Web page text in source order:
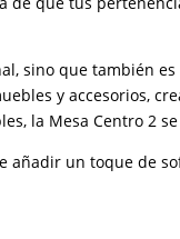
sino que también
y accesorios,
la Mesa Centro 2
un toque de